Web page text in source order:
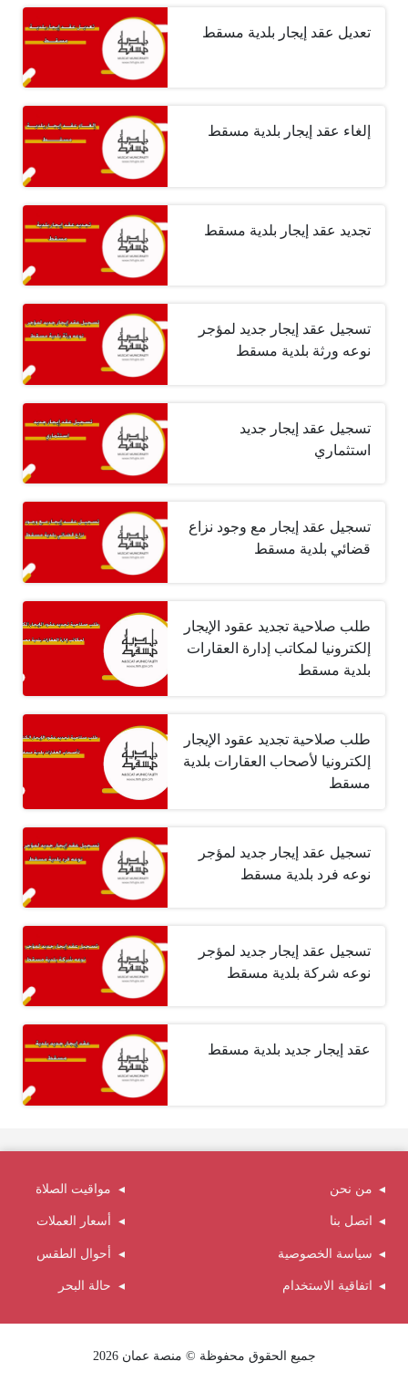
تعديل عقد إيجار بلدية مسقط
إلغاء عقد إيجار بلدية مسقط
تجديد عقد إيجار بلدية مسقط
تسجيل عقد إيجار جديد لمؤجر
نوعه ورثة بلدية مسقط
تسجيل عقد إيجار جديد
استثماري
تسجيل عقد إيجار مع وجود نزاع
قضائي بلدية مسقط
طلب صلاحية تجديد عقود الإيجار
إلكترونيا لمكاتب إدارة العقارات
بلدية مسقط
طلب صلاحية تجديد عقود الإيجار
إلكترونيا لأصحاب العقارات بلدية
مسقط
تسجيل عقد إيجار جديد لمؤجر
نوعه فرد بلدية مسقط
تسجيل عقد إيجار جديد لمؤجر
نوعه شركة بلدية مسقط
عقد إيجار جديد بلدية مسقط
من نحن
اتصل بنا
سياسة الخصوصية
اتفاقية الاستخدام
مواقيت الصلاة
أسعار العملات
أحوال الطقس
حالة البحر
جميع الحقوق محفوظة © منصة عمان 2026